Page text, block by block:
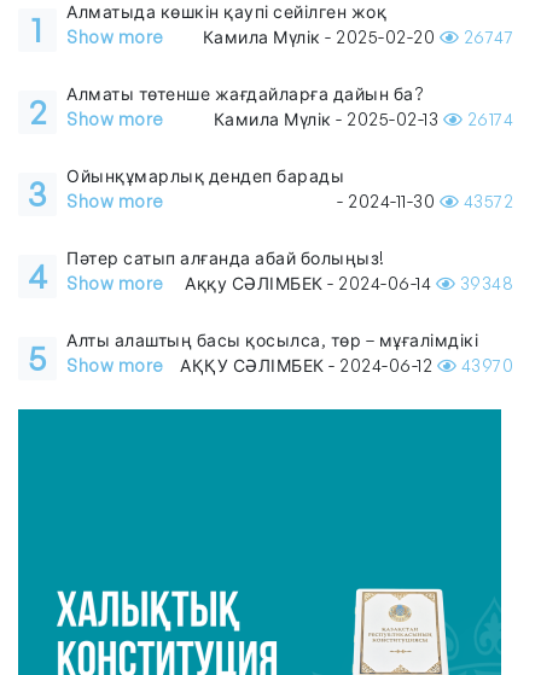
1
Алматыда көшкін қаупі сейілген жоқ
Show more
Камила Мүлік - 2025-02-20 26747
2
Алматы төтенше жағдайларға дайын ба?
Show more
Камила Мүлік - 2025-02-13 26174
3
Ойынқұмарлық дендеп барады
Show more
- 2024-11-30 43572
4
Пәтер сатып алғанда абай болыңыз!
Show more
Аққу СӘЛІМБЕК - 2024-06-14 39348
5
Алты алаштың басы қосылса, төр – мұғалімдікі
Show more
АҚҚУ СӘЛІМБЕК - 2024-06-12 43970